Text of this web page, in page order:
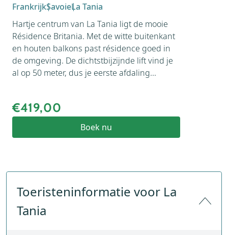
FrankrijkSavoieLa Tania
Hartje centrum van La Tania ligt de mooie
Résidence Britania. Met de witte buitenkant
en houten balkons past résidence goed in
de omgeving. De dichtstbijzijnde lift vind je
al op 50 meter, dus je eerste afdaling...
€419,00
Boek nu
Toeristeninformatie voor La
Tania